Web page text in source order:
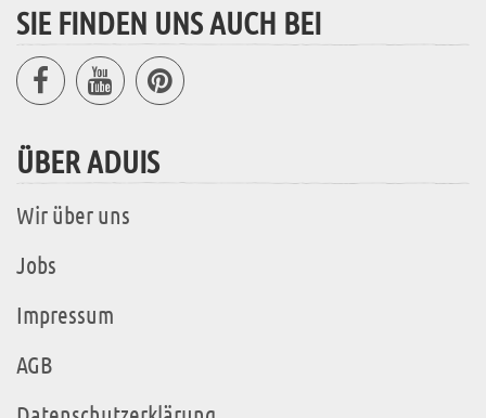
SIE FINDEN UNS AUCH BEI
ÜBER ADUIS
Wir über uns
Jobs
Impressum
AGB